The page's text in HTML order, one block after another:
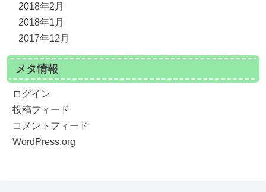
2018年2月
2018年1月
2017年12月
メタ情報
ログイン
投稿フィード
コメントフィード
WordPress.org